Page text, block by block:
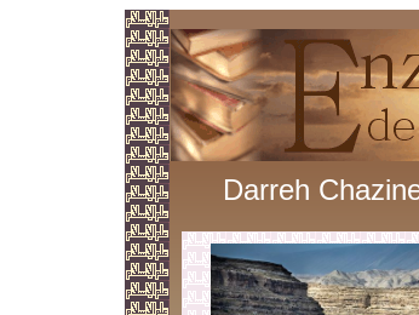
Darreh